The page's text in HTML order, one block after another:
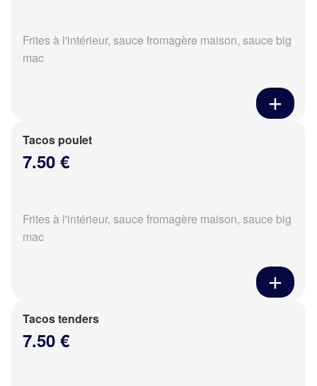
Frites à l'intérieur, sauce fromagère maison, sauce big
mac
Tacos poulet
7.50 €
Frites à l'intérieur, sauce fromagère maison, sauce big
mac
Tacos tenders
7.50 €